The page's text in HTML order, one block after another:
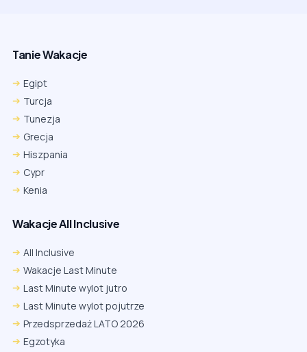
Tanie Wakacje
Egipt
Turcja
Tunezja
Grecja
Hiszpania
Cypr
Kenia
Wakacje All Inclusive
All Inclusive
Wakacje Last Minute
Last Minute wylot jutro
Last Minute wylot pojutrze
Przedsprzedaż LATO 2026
Egzotyka